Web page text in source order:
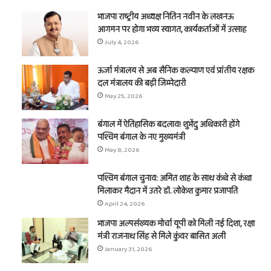
भाजपा राष्ट्रीय अध्यक्ष नितिन नवीन के लखनऊ
आगमन पर होगा भव्य स्वागत, कार्यकर्ताओं में उत्साह
July 4, 2026
ऊर्जा मंत्रालय से अब सैनिक कल्याण एवं प्रांतीय रक्षक
दल मंत्रालय की बड़ी जिम्मेदारी
May 25, 2026
बंगाल में ऐतिहासिक बदलाव! शुभेंदु अधिकारी होंगे
पश्चिम बंगाल के नए मुख्यमंत्री
May 8, 2026
पश्चिम बंगाल चुनाव: अमित शाह के साथ कंधे से कंधा
मिलाकर मैदान में उतरे डॉ. लोकेश कुमार प्रजापति
April 24, 2026
भाजपा अल्पसंख्यक मोर्चा यूपी को मिली नई दिशा, रक्षा
मंत्री राजनाथ सिंह से मिले कुंवर बासित अली
January 31, 2026